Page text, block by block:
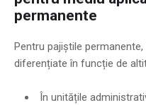
permanente
Pentru pajiștile
diferențiate în funcție de
În unitățile